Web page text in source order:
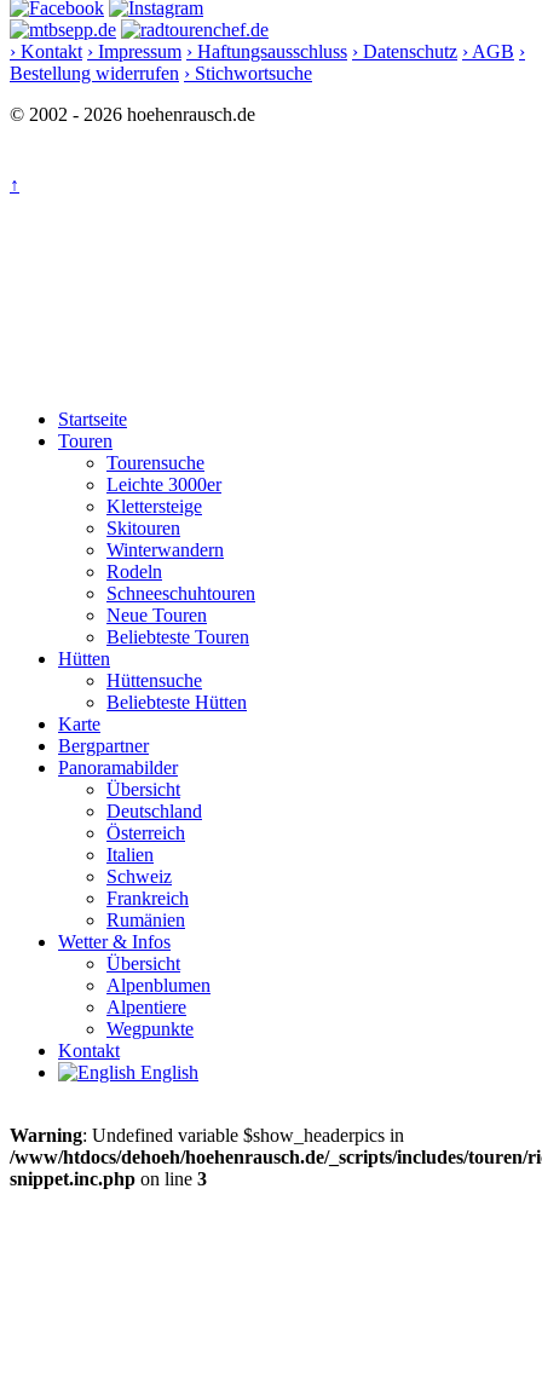
› Kontakt › Impressum › Haftungsausschluss › Datenschutz › AGB ›
Bestellung widerrufen › Stichwortsuche
© 2002 - 2026 hoehenrausch.de
↑
Startseite
Touren
Tourensuche
Leichte 3000er
Klettersteige
Skitouren
Winterwandern
Rodeln
Schneeschuhtouren
Neue Touren
Beliebteste Touren
Hütten
Hüttensuche
Beliebteste Hütten
Karte
Bergpartner
Panoramabilder
Übersicht
Deutschland
Österreich
Italien
Schweiz
Frankreich
Rumänien
Wetter & Infos
Übersicht
Alpenblumen
Alpentiere
Wegpunkte
Kontakt
English
Warning: Undefined variable $show_headerpics in
/www/htdocs/dehoeh/hoehenrausch.de/_scripts/includes/touren/
snippet.inc.php on line 3